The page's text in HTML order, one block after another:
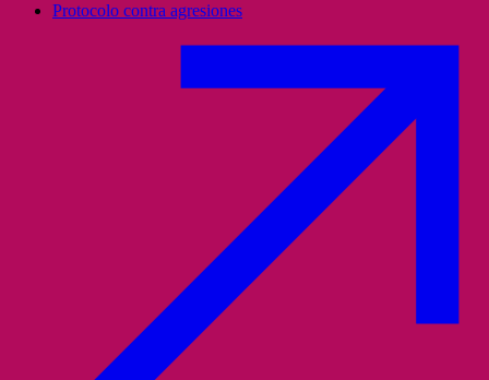
Protocolo contra agresiones